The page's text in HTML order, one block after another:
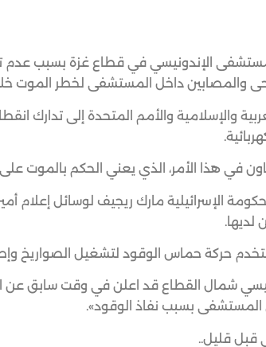
الإندونيسي في قطاع غزة بسبب عدم
والمصابين داخل المستشفى لخطر الموت
والإسلامية والأمم المتحدة إلى تدارك
في هذا الأمر، الذي يعني الحكم بالموت
الإسرائيلية مارك ريجيف لوسائل إعلام
لديها.
حركة حماس الوقود لتشغيل الصواريخ
شمال القطاع قد اعلن في وقت سابق عن
المستشفى بسبب نفاذ الوقود».
قبل قليل..